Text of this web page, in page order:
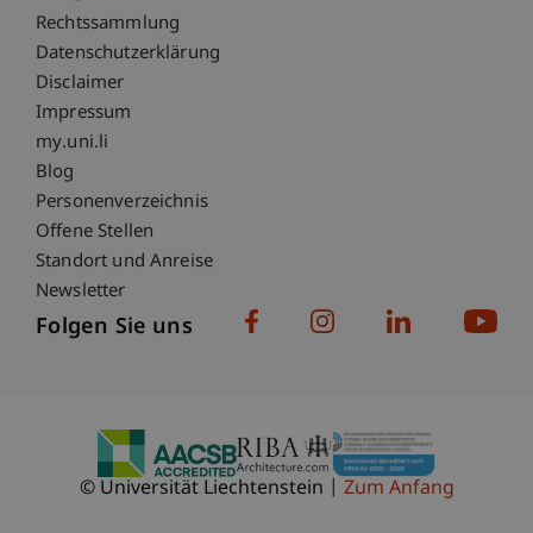
Fußzeile Rechtliche Hinweise
Rechtssammlung
Datenschutzerklärung
Disclaimer
Impressum
Fußzeile Subdomain-Verzeichnis
my.uni.li
Blog
Personenverzeichnis
Offene Stellen
Standort und Anreise
Newsletter
Folgen Sie uns
© Universität Liechtenstein Zum Anfang